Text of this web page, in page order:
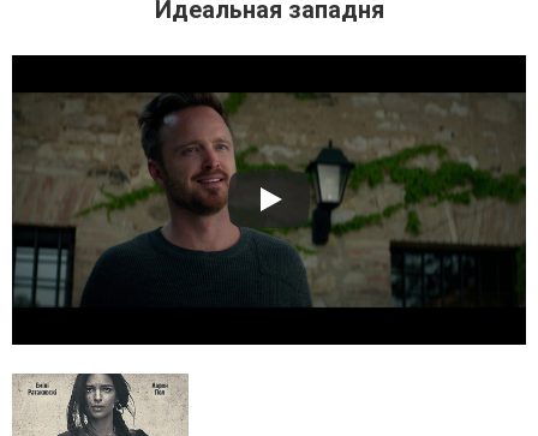
Идеальная западня